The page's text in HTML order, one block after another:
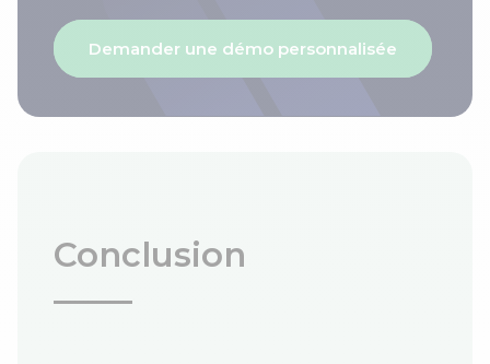
Demander une démo personnalisée
Conclusion